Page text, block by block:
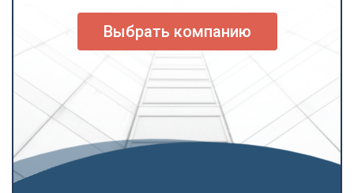
Выбрать компанию